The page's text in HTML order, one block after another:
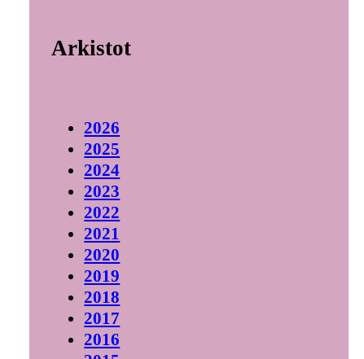
Arkistot
2026
2025
2024
2023
2022
2021
2020
2019
2018
2017
2016